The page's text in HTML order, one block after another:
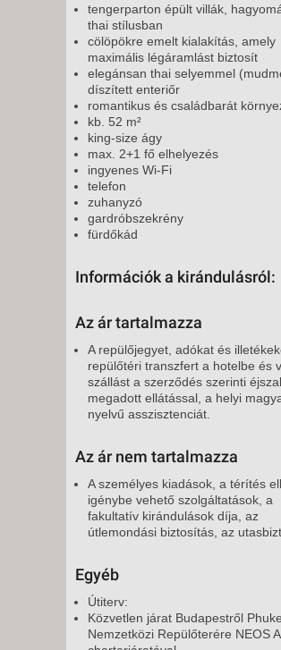
tengerparton épült villák,
thai stílusban
cölöpökre emelt kialakítás, amely
maximális légáramlást biztosít
elegánsan thai selyemmel
díszített enteriőr
romantikus és családbarát
kb. 52 m²
king-size ágy
max. 2+1 fő elhelyezés
ingyenes Wi-Fi
telefon
zuhanyzó
gardróbszekrény
fürdőkád
Információk a kirándulásról:
Az ár tartalmazza
A repülőjegyet, adókat és
repülőtéri transzfert a hotelbe és
szállást a szerződés szerinti
megadott ellátással, a helyi
nyelvű asszisztenciát.
Az ár nem tartalmazza
A személyes kiadások, a térítés
igénybe vehető szolgáltatások, a
fakultatív kirándulások díja, az
útlemondási biztosítás, az
Egyéb
Útiterv:
Közvetlen járat Budapestről
Nemzetközi Repülőterére NEOS